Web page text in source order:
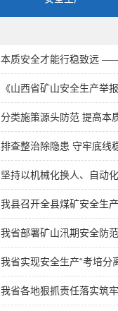
本质安全才能行稳致远
《山西省矿山安全生产举
分类施策源头防范 提高本
排查整治除隐患 守牢底
坚持以机械化换人、自动
我县召开全县煤矿安全生
我省部署矿山汛期安全防
我省实现安全生产“考培分
我省各地狠抓责任落实筑